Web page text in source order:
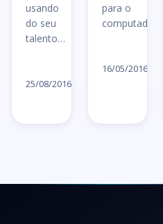
usando
do seu
talento…
25/08/2016
para o
computador…
16/05/2016